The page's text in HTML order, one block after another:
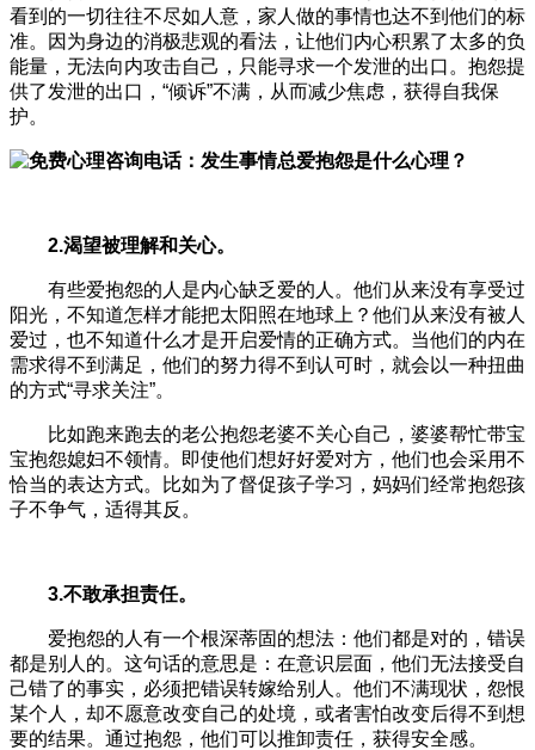
看到的一切往往不尽如人意，家人做的事情也达不到他们的标
准。因为身边的消极悲观的看法，让他们内心积累了太多的负
能量，无法向内攻击自己，只能寻求一个发泄的出口。抱怨提
供了发泄的出口，“倾诉”不满，从而减少焦虑，获得自我保
护。
2.渴望被理解和关心。
有些爱抱怨的人是内心缺乏爱的人。他们从来没有享受过
阳光，不知道怎样才能把太阳照在地球上？他们从来没有被人
爱过，也不知道什么才是开启爱情的正确方式。当他们的内在
需求得不到满足，他们的努力得不到认可时，就会以一种扭曲
的方式“寻求关注”。
比如跑来跑去的老公抱怨老婆不关心自己，婆婆帮忙带宝
宝抱怨媳妇不领情。即使他们想好好爱对方，他们也会采用不
恰当的表达方式。比如为了督促孩子学习，妈妈们经常抱怨孩
子不争气，适得其反。
3.不敢承担责任。
爱抱怨的人有一个根深蒂固的想法：他们都是对的，错误
都是别人的。这句话的意思是：在意识层面，他们无法接受自
己错了的事实，必须把错误转嫁给别人。他们不满现状，怨恨
某个人，却不愿意改变自己的处境，或者害怕改变后得不到想
要的结果。通过抱怨，他们可以推卸责任，获得安全感。